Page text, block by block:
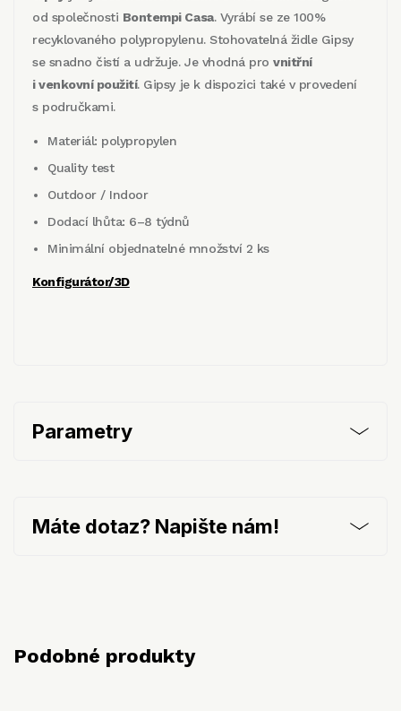
od společnosti Bontempi Casa. Vyrábí se ze 100%
recyklovaného polypropylenu. Stohovatelná židle Gipsy
se snadno čistí a udržuje. Je vhodná provnitřní
i venkovní použití. Gipsy je k dispozici také v provedení
s područkami.
Materiál: polypropylen
Quality test
Outdoor / Indoor
Dodací lhůta: 6–8 týdnů
Minimální objednatelné množství 2 ks
Konfigurátor/3D
Parametry
Máte dotaz? Napište nám!
Podobné produkty